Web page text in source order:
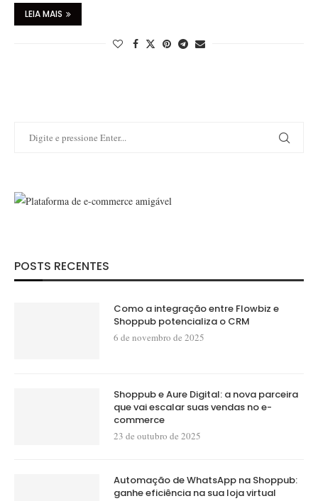
LEIA MAIS
POSTS RECENTES
Como a integração entre Flowbiz e
Shoppub potencializa o CRM
6 de novembro de 2025
Shoppub e Aure Digital: a nova parceira
que vai escalar suas vendas no e-
commerce
23 de outubro de 2025
Automação de WhatsApp na Shoppub:
ganhe eficiência na sua loja virtual